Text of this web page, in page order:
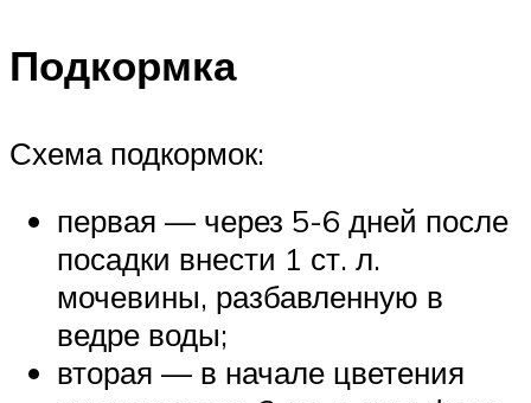
Подкормка
Схема подкормок:
первая — через 5-6 дней после
посадки внести 1 ст. л.
мочевины, разбавленную в
ведре воды;
вторая — в начале цветения